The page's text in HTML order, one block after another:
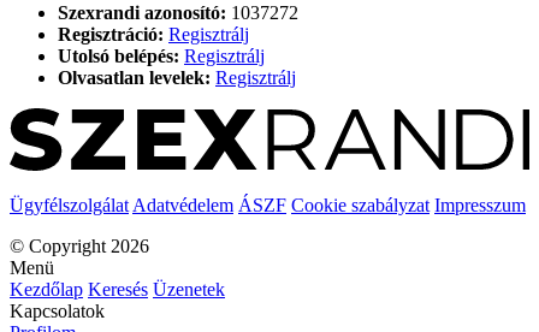
Szexrandi azonosító: 1037272
Regisztráció: Regisztrálj
Utolsó belépés: Regisztrálj
Olvasatlan levelek: Regisztrálj
Ügyfélszolgálat Adatvédelem ÁSZF Cookie szabályzat Impresszum
© Copyright 2026
Menü
Kezdőlap Keresés Üzenetek
Kapcsolatok